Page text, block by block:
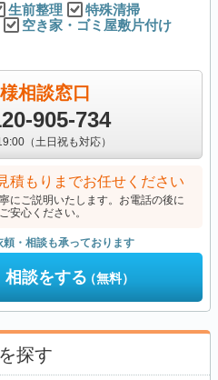
生前整理
特殊清掃
空き家・ゴミ屋敷片付け
相談窓口
905-734
（土日祝も対応）
積もりまでお任せください
にご説明いたします。お電話の後に
安心ください。
・相談も承っております
相談をする（無料）
探す